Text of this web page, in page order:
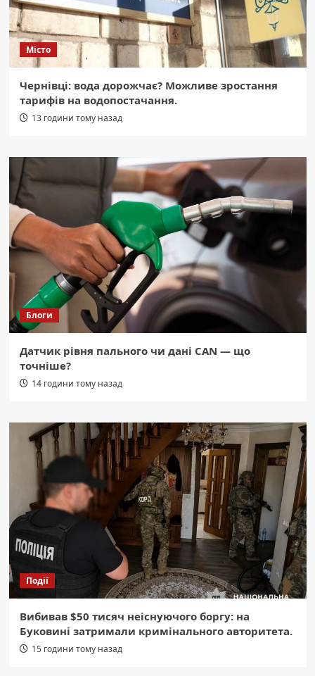
Місто
Чернівці: вода дорожчає? Можливе зростання
тарифів на водопостачання.
13 години тому назад
Блоги
Датчик рівня пального чи дані CAN — що
точніше?
14 години тому назад
Події
Вибивав $50 тисяч неіснуючого боргу: на
Буковині затримали кримінального авторитета.
15 години тому назад